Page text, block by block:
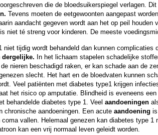
die de bloedsuikerspiegel verlagen.
Tevens moeten de eetgewoonten aangepast
aandacht gegeven wordt aan het op peil houden
niet té streng voor kinderen. De meeste
niet tijdig wordt behandeld dan kunnen complicaties
dergelijke. In het lichaam stapelen schadelijke
de nieren beschadigd raken, er kan schade aan de
slecht. Het hart en de bloedvaten kunnen
Veel patiënten met diabetes type1 krijgen
het risico op amputatie. Blindheid is eveneens
behandelde diabetes type 1. Veel aandoeningen
chronische aandoeningen. Een acute aandoening
coma vallen. Helemaal genezen kan diabetes type 1
kan een vrij normaal leven geleidt worden.